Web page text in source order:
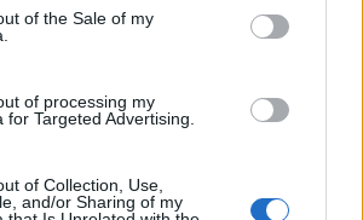
of the Sale of my
of processing my
for Targeted Advertising.
of Collection, Use,
and/or Sharing of my
οι γλώσσες έσπευσαν να
μια γυναίκα κόβει τα μαλλιά
πολλές αλλαγές στη ζωή της
περισσότερο τις φήμες που